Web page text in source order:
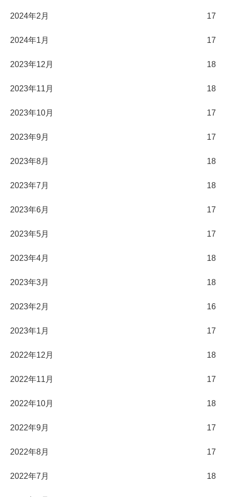
2024年2月 17
2024年1月 17
2023年12月 18
2023年11月 18
2023年10月 17
2023年9月 17
2023年8月 18
2023年7月 18
2023年6月 17
2023年5月 17
2023年4月 18
2023年3月 18
2023年2月 16
2023年1月 17
2022年12月 18
2022年11月 17
2022年10月 18
2022年9月 17
2022年8月 17
2022年7月 18